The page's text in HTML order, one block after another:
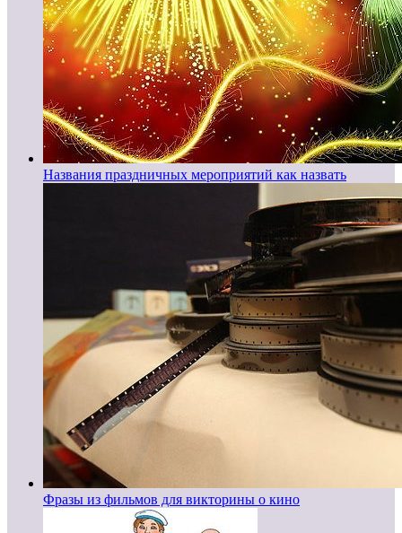
Названия праздничных мероприятий как назвать
Фразы из фильмов для викторины о кино